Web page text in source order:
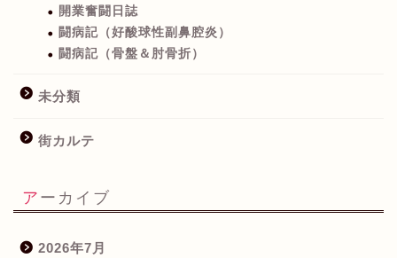
開業奮闘日誌
闘病記（好酸球性副鼻腔炎）
闘病記（骨盤＆肘骨折）
未分類
街カルテ
アーカイブ
2026年7月